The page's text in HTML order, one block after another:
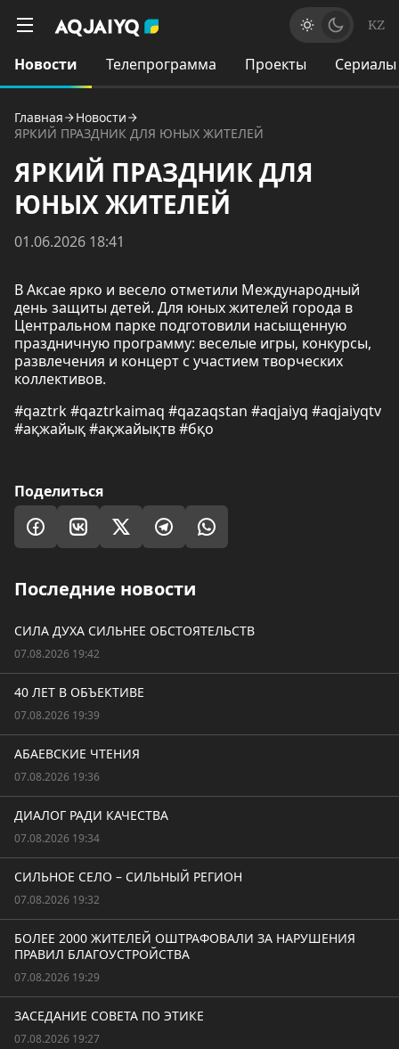
KZ
Новости Телепрограмма Проекты Сериалы
Главная
Новости
ЯРКИЙ ПРАЗДНИК ДЛЯ ЮНЫХ ЖИТЕЛЕЙ
ЯРКИЙ ПРАЗДНИК ДЛЯ
ЮНЫХ ЖИТЕЛЕЙ
01.06.2026 18:41
В Аксае ярко и весело отметили Международный
день защиты детей. Для юных жителей города в
Центральном парке подготовили насыщенную
праздничную программу: веселые игры, конкурсы,
развлечения и концерт с участием творческих
коллективов.
#qaztrk #qaztrkaimaq #qazaqstan #aqjaiyq #aqjaiyqtv
#ақжайық #ақжайықтв #бқо
Поделиться
Последние новости
СИЛА ДУХА СИЛЬНЕЕ ОБСТОЯТЕЛЬСТВ
07.08.2026 19:42
40 ЛЕТ В ОБЪЕКТИВЕ
07.08.2026 19:39
АБАЕВСКИЕ ЧТЕНИЯ
07.08.2026 19:36
ДИАЛОГ РАДИ КАЧЕСТВА
07.08.2026 19:34
СИЛЬНОЕ СЕЛО – СИЛЬНЫЙ РЕГИОН
07.08.2026 19:32
БОЛЕЕ 2000 ЖИТЕЛЕЙ ОШТРАФОВАЛИ ЗА НАРУШЕНИЯ
ПРАВИЛ БЛАГОУСТРОЙСТВА
07.08.2026 19:29
ЗАСЕДАНИЕ СОВЕТА ПО ЭТИКЕ
07.08.2026 19:27